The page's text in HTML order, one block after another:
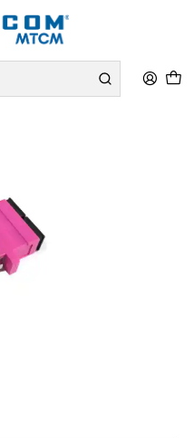
y Conectores para Fibra Óptica
Violeta (OM4)